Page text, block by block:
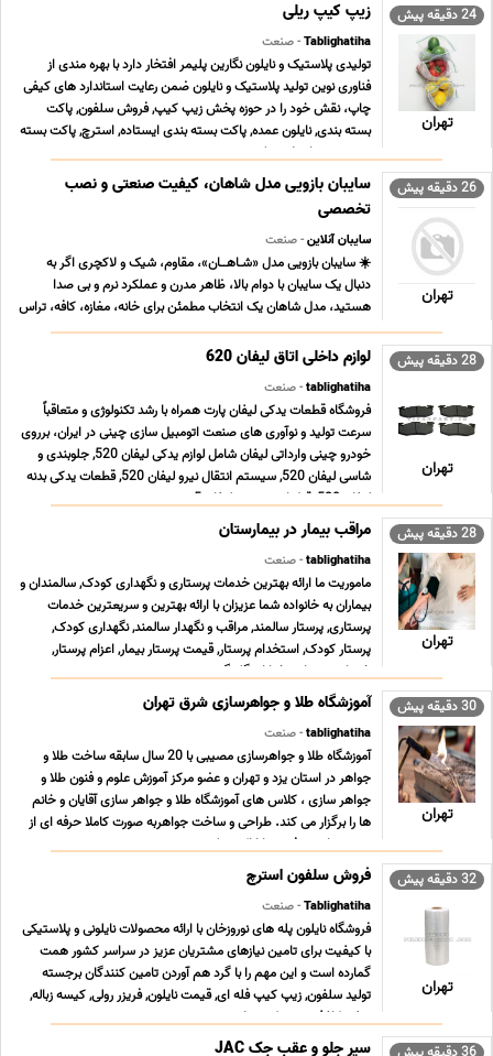
24 دقیقه پیش
تهران
زیپ کیپ ریلی
Tablighatiha- صنعت
تولیدی پلاستیک و نایلون نگارین پلیمر افتخار دارد با بهره مندی از
فناوری نوین تولید پلاستیک و نایلون ضمن رعایت استاندارد های کیفی
چاپ، نقش خود را در حوزه پخش زیپ کیپ, فروش سلفون, پاکت
بسته بندی, نایلون عمده, پاکت بسته بندی ایستاده, استرچ, پاکت بسته
بندی زیپ دار, پلاستیک بسته بندی ... ...
26 دقیقه پیش
تهران
سایبان بازویی مدل شاهان، کیفیت صنعتی و نصب
تخصصی
سایبان آنلاین- صنعت
☀️ سایبان بازویی مدل «شـاهــان»، مقاوم، شیک و لاکچری اگر به
دنبال یک سایبان با دوام بالا، ظاهر مدرن و عملکرد نرم و بی صدا
هستید، مدل شاهان یک انتخاب مطمئن برای خانه، مغازه، کافه، تراس
و کسب و کار شماست. چرا سایبان شاهان؟ انتخابی برای کسانی که به
دنبال کیفیتِ فنی و لاکچری، استقامت ... ...
28 دقیقه پیش
تهران
لوازم داخلی اتاق لیفان 620
tablighatiha- صنعت
فروشگاه قطعات یدکی لیفان پارت همراه با رشد تکنولوژی و متعاقباً
سرعت تولید و نوآوری های صنعت اتومبیل سازی چینی در ایران، برروی
خودرو چینی وارداتی لیفان شامل لوازم یدکی لیفان 520, جلوبندی و
شاسی لیفان 520, سیستم انتقال نیرو لیفان 520, قطعات یدکی بدنه
لیفان 520, قطعات موتوری لیفان 5 ... ...
28 دقیقه پیش
تهران
مراقب بیمار در بیمارستان
tablighatiha- صنعت
ماموریت ما ارائه بهترین خدمات پرستاری و نگهداری کودک, سالمندان و
بیماران به خانواده شما عزیزان با ارائه بهترین و سریعترین خدمات
پرستاری, پرستار سالمند, مراقب و نگهدار سالمند, نگهداری کودک,
پرستار کودک, استخدام پرستار, قیمت پرستار بیمار, اعزام پرستار,
خدمات پرستاری خیابان گلبرگ, ش ... ...
30 دقیقه پیش
تهران
آموزشگاه طلا و جواهرسازی شرق تهران
tablighatiha- صنعت
آموزشگاه طلا و جواهرسازی مصیبی با 20 سال سابقه ساخت طلا و
جواهر در استان یزد و تهران و عضو مرکز آموزش علوم و فنون طلا و
جواهر سازى ، کلاس هاى آموزشگاه طلا و جواهر سازى آقایان و خانم
ها را برگزار می کند. طراحى و ساخت جواهربه صورت کاملا حرفه اى از
مبتدى تا پیشرفته و با ارائه مدرک د ... ...
32 دقیقه پیش
تهران
فروش سلفون استرچ
Tablighatiha- صنعت
فروشگاه نایلون پله های نوروزخان با ارائه محصولات نایلونی و پلاستیکی
با کیفیت برای تامین نیازهای مشتریان عزیز در سراسر کشور همت
گمارده است و این مهم را با گرد هم آوردن تامین کنندگان برجسته
تولید سلفون, زیپ کیپ فله ای, قیمت نایلون, فریزر رولی, کیسه زباله,
سفره کاغذی, زیپ کیپ پلاستی ... ...
سپر جلو و عقب جک JAC